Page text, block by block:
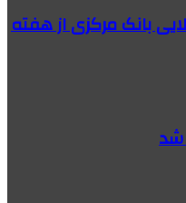
جدید طلایی بانک مرکزی از هفته
شد